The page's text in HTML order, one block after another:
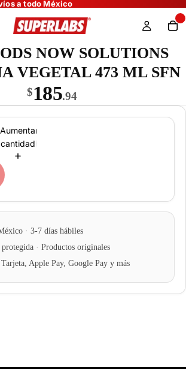
NOW SOLUTIONS
VEGETAL 473 ML SFN
$185.94
Aumentar
cantidad